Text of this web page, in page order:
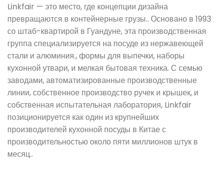
Linkfair — это место, где концепции дизайна
превращаются в контейнерные грузы.. Основано в 1993
со штаб-квартирой в Гуандуне, эта производственная
группа специализируется на посуде из нержавеющей
стали и алюминия., формы для выпечки, наборы
кухонной утвари, и мелкая бытовая техника. С семью
заводами, автоматизированные производственные
линии, собственное производство ручек и крышек, и
собственная испытательная лаборатория, Linkfair
позиционируется как один из крупнейших
производителей кухонной посуды в Китае с
производительностью около пяти миллионов штук в
месяц..